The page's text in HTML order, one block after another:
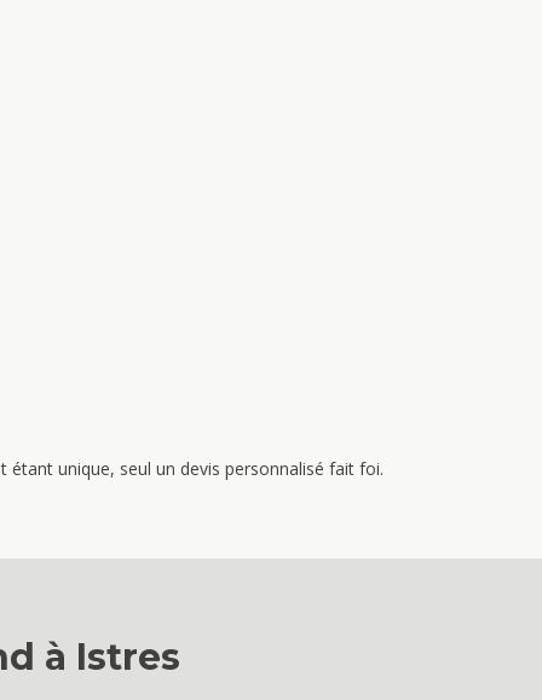
unique, seul un devis personnalisé fait foi.
à Istres